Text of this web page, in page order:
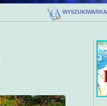
WYSZUKIWARKA